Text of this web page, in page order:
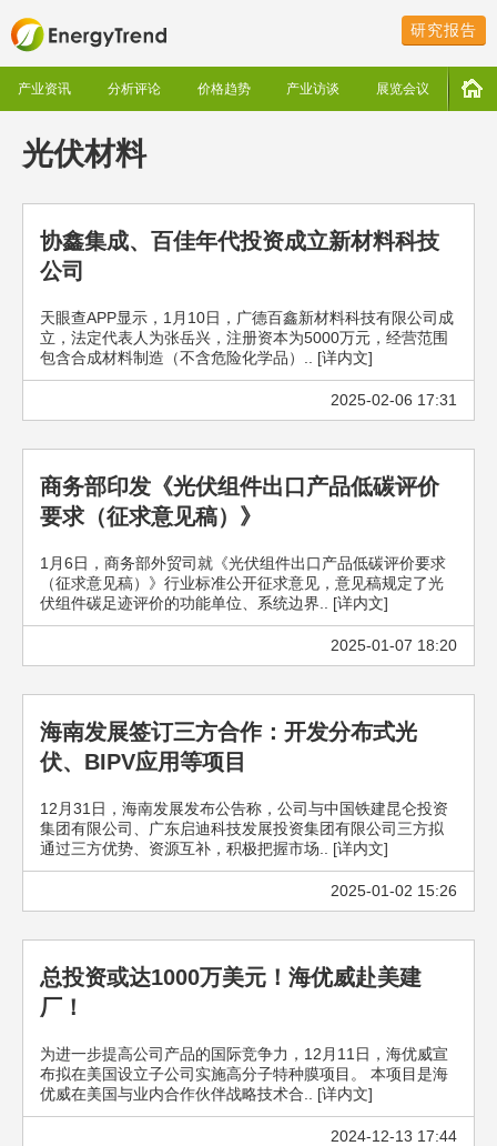
研究报告
产业资讯 分析评论 价格趋势 产业访谈 展览会议
光伏材料
协鑫集成、百佳年代投资成立新材料科技
公司
天眼查APP显示，1月10日，广德百鑫新材料科技有限公司成
立，法定代表人为张岳兴，注册资本为5000万元，经营范围
包含合成材料制造（不含危险化学品）.. [详内文]
2025-02-06 17:31
商务部印发《光伏组件出口产品低碳评价
要求（征求意见稿）》
1月6日，商务部外贸司就《光伏组件出口产品低碳评价要求
（征求意见稿）》行业标准公开征求意见，意见稿规定了光
伏组件碳足迹评价的功能单位、系统边界.. [详内文]
2025-01-07 18:20
海南发展签订三方合作：开发分布式光
伏、BIPV应用等项目
12月31日，海南发展发布公告称，公司与中国铁建昆仑投资
集团有限公司、广东启迪科技发展投资集团有限公司三方拟
通过三方优势、资源互补，积极把握市场.. [详内文]
2025-01-02 15:26
总投资或达1000万美元！海优威赴美建
厂！
为进一步提高公司产品的国际竞争力，12月11日，海优威宣
布拟在美国设立子公司实施高分子特种膜项目。 本项目是海
优威在美国与业内合作伙伴战略技术合.. [详内文]
2024-12-13 17:44